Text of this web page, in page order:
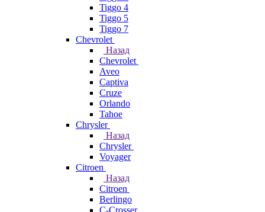
Tiggo 4
Tiggo 5
Tiggo 7
Chevrolet
Назад
Chevrolet
Aveo
Captiva
Cruze
Orlando
Tahoe
Chrysler
Назад
Chrysler
Voyager
Citroen
Назад
Citroen
Berlingo
C-Crosser